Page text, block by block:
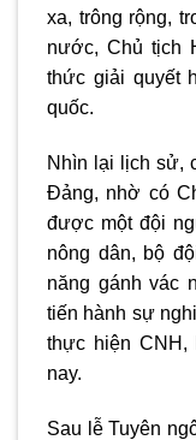
xa, trông rộng,
nước, Chủ tịch
thức giải quyết
quốc.
Nhìn lại lịch sử,
Đảng, nhờ có
được một đội
nông dân, bộ
năng gánh vác
tiến hành sự
thực hiện CNH,
nay.
Sau lễ Tuyên